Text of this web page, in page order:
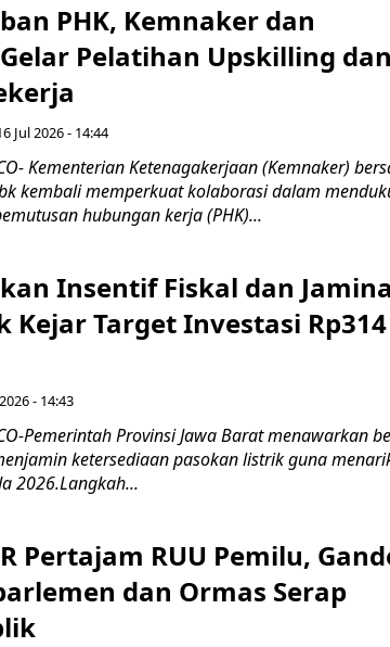
PHK, Kemnaker dan
Pelatihan Upskilling dan
Jul 2026 - 14:44
Kementerian Ketenagakerjaan (Kemnaker)
kembali memperkuat kolaborasi dalam
hubungan kerja (PHK)...
Insentif Fiskal dan
Target Investasi Rp314
- 14:43
Pemerintah Provinsi Jawa Barat menawarkan
ketersediaan pasokan listrik guna
2026.Langkah...
Pertajam RUU Pemilu,
dan Ormas Serap